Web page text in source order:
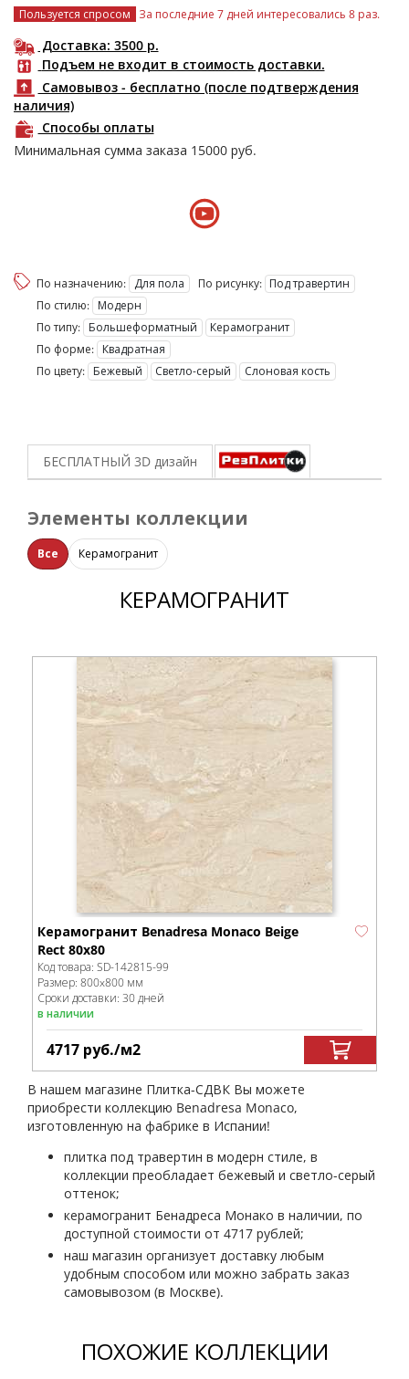
Пользуется спросом За последние 7 дней интересовались 8 раз.
Доставка: 3500 р.
Подъем не входит в стоимость доставки.
Самовывоз - бесплатно (после подтверждения
наличия)
Способы оплаты
Минимальная сумма заказа 15000 руб.
По назначению: Для пола По рисунку:
Под травертин
По стилю:
Модерн
По типу:
Большеформатный
Керамогранит
По форме:
Квадратная
По цвету:
Бежевый Светло-серый Слоновая кость
БЕСПЛАТНЫЙ 3D дизайн
Элементы коллекции
Все Керамогранит
КЕРАМОГРАНИТ
Керамогранит Benadresa Monaco Beige
Rect 80x80
Код товара: SD-142815-99
Размер: 800x800 мм
Сроки доставки: 30 дней
в наличии
4717 руб./м2
В нашем магазине Плитка-СДВК Вы можете
приобрести коллекцию Benadresa Monaco,
изготовленную на фабрике в Испании!
плитка под травертин в модерн стиле, в
коллекции преобладает бежевый и светло-серый
оттенок;
керамогранит Бенадреса Монако в наличии, по
доступной стоимости от 4717 рублей;
наш магазин организует доставку любым
удобным способом или можно забрать заказ
самовывозом (в Москве).
ПОХОЖИЕ КОЛЛЕКЦИИ